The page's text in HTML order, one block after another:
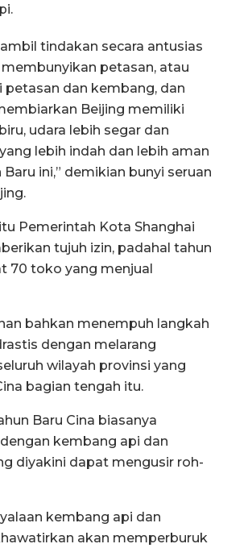
tindakan secara antusias
petasan, atau
petasan dan kembang, dan
Beijing memiliki
udara lebih segar dan
lebih indah dan lebih aman
Baru ini,” demikian bunyi seruan
Pemerintah Kota Shanghai
tujuh izin, padahal tahun
70 toko yang menjual
bahkan menempuh langkah
dengan melarang
wilayah provinsi yang
bagian tengah itu.
Baru Cina biasanya
kembang api dan
diyakini dapat mengusir roh-
kembang api dan
akan memperburuk